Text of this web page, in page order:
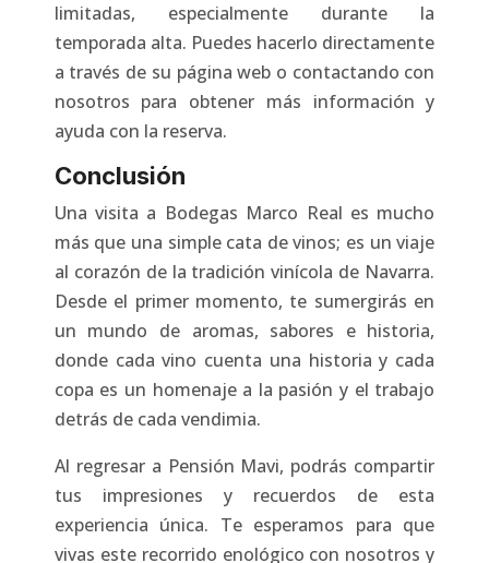
limitadas, especialmente durante la
temporada alta. Puedes hacerlo directamente
a través de su página web o contactando con
nosotros para obtener más información y
ayuda con la reserva.
Conclusión
Una visita a Bodegas Marco Real es mucho
más que una simple cata de vinos; es un viaje
al corazón de la tradición vinícola de Navarra.
Desde el primer momento, te sumergirás en
un mundo de aromas, sabores e historia,
donde cada vino cuenta una historia y cada
copa es un homenaje a la pasión y el trabajo
detrás de cada vendimia.
Al regresar a Pensión Mavi, podrás compartir
tus impresiones y recuerdos de esta
experiencia única. Te esperamos para que
vivas este recorrido enológico con nosotros y